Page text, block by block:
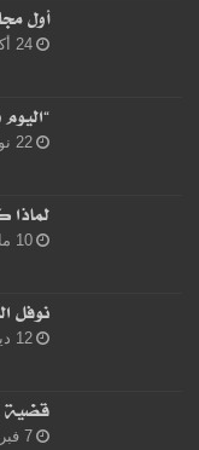
أول
24 أكتوبر، 2016
22 نوفمبر، 2016
10 مارس، 2017
نوفل
12 ديسمبر، 2016
قضية
7 فبراير، 2017